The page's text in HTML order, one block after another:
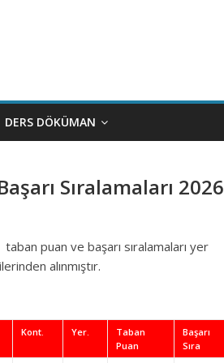
DERS DÖKÜMAN
Sıralamaları 2026
taban puan ve başarı sıralamaları yer
alınmıştır.
Kont. Yer.
Taban
Puan
Başarı
Sıra